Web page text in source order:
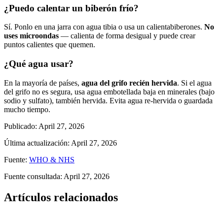
¿Puedo calentar un biberón frío?
Sí. Ponlo en una jarra con agua tibia o usa un calientabiberones. No
uses microondas — calienta de forma desigual y puede crear
puntos calientes que quemen.
¿Qué agua usar?
En la mayoría de países, agua del grifo recién hervida. Si el agua
del grifo no es segura, usa agua embotellada baja en minerales (bajo
sodio y sulfato), también hervida. Evita agua re-hervida o guardada
mucho tiempo.
Publicado: April 27, 2026
Última actualización: April 27, 2026
Fuente: WHO & NHS
Fuente consultada: April 27, 2026
Artículos relacionados